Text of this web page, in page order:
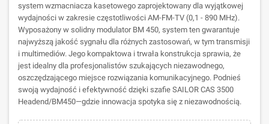
system wzmacniacza kasetowego zaprojektowany dla wyjątkowej
wydajności w zakresie częstotliwości AM-FM-TV (0,1 - 890 MHz).
Wyposażony w solidny modulator BM 450, system ten gwarantuje
najwyższą jakość sygnału dla różnych zastosowań, w tym transmisji
i multimediów. Jego kompaktowa i trwała konstrukcja sprawia, że
jest idealny dla profesjonalistów szukających niezawodnego,
oszczędzającego miejsce rozwiązania komunikacyjnego. Podnieś
swoją wydajność i efektywność dzięki szafie SAILOR CAS 3500
Headend/BM450—gdzie innowacja spotyka się z niezawodnością.